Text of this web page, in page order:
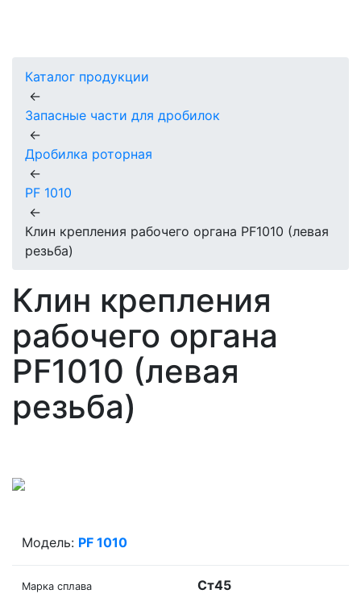
Каталог продукции
←
Запасные части для дробилок
←
Дробилка роторная
←
PF 1010
←
Клин крепления рабочего органа PF1010 (левая
резьба)
Клин крепления
рабочего органа
PF1010 (левая
резьба)
Модель: PF 1010
Марка сплава Ст45